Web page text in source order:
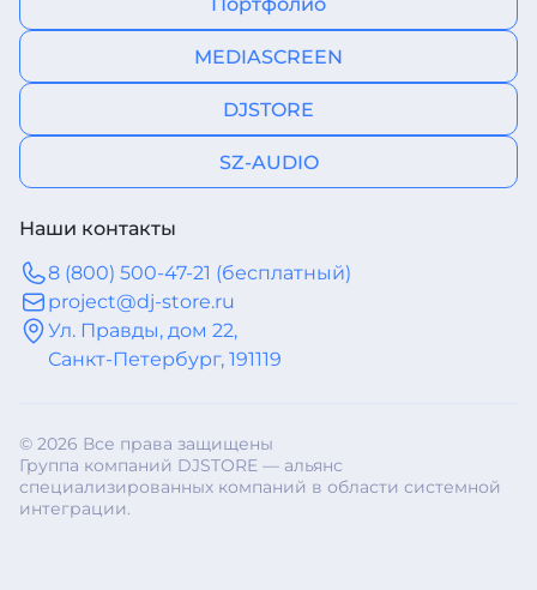
MEDIASCREEN
DJSTORE
SZ-AUDIO
Наши контакты
8 (800) 500-47-21 (бесплатный)
project@dj-store.ru
Ул. Правды, дом 22,
Санкт-Петербург, 191119
© 2026 Все права защищены
Группа компаний DJSTORE — альянс
специализированных компаний в области системной
интеграции.